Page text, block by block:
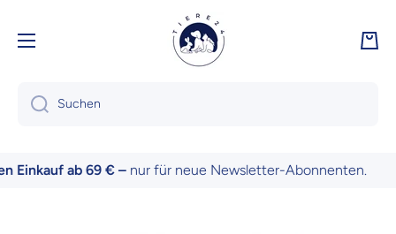
Suchen
ab 69 € –nur für neue Newsletter-Abonnenten.